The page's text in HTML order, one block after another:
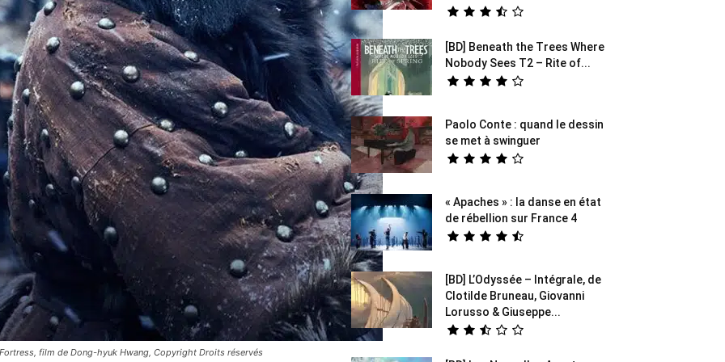
film de Dong-hyuk Hwang, Copyright Droits réservés
[BD] Beneath the Trees Where
Nobody Sees T2 – Rite of...
Paolo Conte : quand le dessin
se met à swinguer
« Apaches » : la danse en état
de rébellion sur France 4
[BD] L’Odyssée – Intégrale, de
Clotilde Bruneau, Giovanni
Lorusso & Giuseppe...